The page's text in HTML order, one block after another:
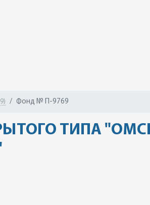
Фонд № П-9769
ТИПА